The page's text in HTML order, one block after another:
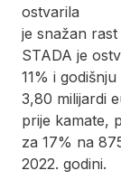
ostvarila
je snažan
STADA je
11% i
3,80 milijardi
prije kamate,
za 17% na
2022. godini.